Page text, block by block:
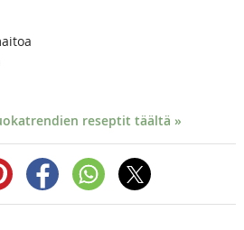
reseptit täältä »